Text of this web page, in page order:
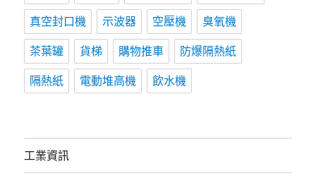
真空封口機 示波器 空壓機 臭氧機
茶葉罐 貨梯 購物推車 防爆隔熱紙
隔熱紙 電動堆高機 飲水機
工業資訊